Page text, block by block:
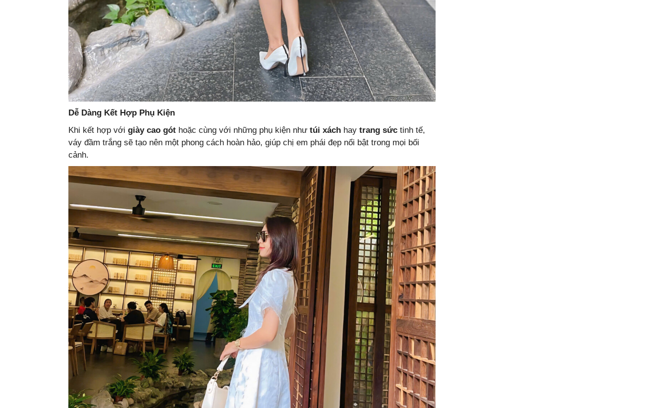
Dễ Dàng Kết Hợp Phụ Kiện
Khi kết hợp với giày cao gót hoặc cùng với những phụ kiện như túi xách hay trang sức tinh tế,
váy đầm trắng sẽ tạo nên một phong cách hoàn hảo, giúp chị em phái đẹp nổi bật trong mọi bối
cảnh.